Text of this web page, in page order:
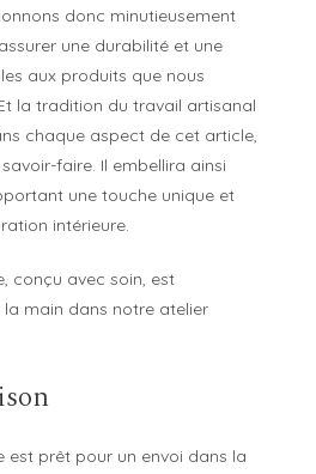
donc minutieusement
une durabilité et une
aux produits que nous
la tradition du travail artisanal
chaque aspect de cet article,
faire. Il embellira ainsi
une touche unique et
intérieure.
conçu avec soin, est
main dans notre atelier
est prêt pour un envoi dans la